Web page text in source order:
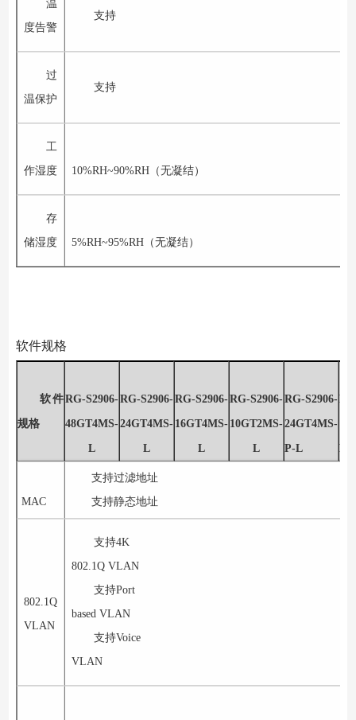
温
度告警
支持
过
温保护
支持
工
作湿度
10%RH~90%RH（无凝结）
存
储湿度
5%RH~95%RH（无凝结）
软件规格
软件
规格
RG-S2906-
48GT4MS-
L
RG-S2906-
24GT4MS-
L
RG-S2906-
16GT4MS-
L
RG-S2906-
10GT2MS-
L
RG-S2906-
24GT4MS-
P-L P-
MAC
支持过滤地址
支持静态地址
802.1Q
VLAN
支持4K
802.1Q VLAN
支持Port
based VLAN
支持Voice
VLAN